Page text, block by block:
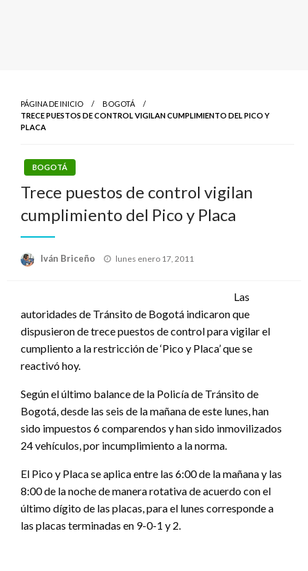
PÁGINA DE INICIO
BOGOTÁ
TRECE PUESTOS DE CONTROL VIGILAN CUMPLIMIENTO DEL PICO Y
PLACA
BOGOTÁ
Trece puestos de control vigilan
cumplimiento del Pico y Placa
Iván Briceño
Publicado
lunes enero 17, 2011
Las
autoridades de Tránsito de Bogotá indicaron que
dispusieron de trece puestos de control para vigilar el
cumpliento a la restricción de ‘Pico y Placa’ que se
reactivó hoy.
Según el último balance de la Policía de Tránsito de
Bogotá, desde las seis de la mañana de este lunes, han
sido impuestos 6 comparendos y han sido inmovilizados
24 vehículos, por incumplimiento a la norma.
El Pico y Placa se aplica entre las 6:00 de la mañana y las
8:00 de la noche de manera rotativa de acuerdo con el
último dígito de las placas, para el lunes corresponde a
las placas terminadas en 9-0-1 y 2.